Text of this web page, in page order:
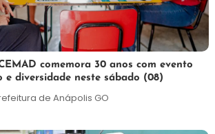
comemora 30 anos com evento
e diversidade neste sábado (08)
de Anápolis GO